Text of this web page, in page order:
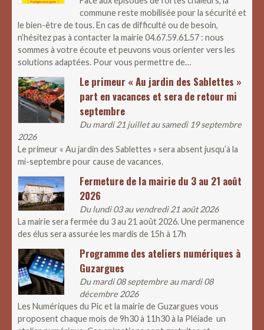
commune reste mobilisée pour la sécurité et
le bien-être de tous. En cas de difficulté ou de besoin,
n’hésitez pas à contacter la mairie 04.67.59.61.57 : nous
sommes à votre écoute et peuvons vous orienter vers les
solutions adaptées. Pour vous permettre de…
Le primeur « Au jardin des Sablettes »
part en vacances et sera de retour mi
septembre
Du mardi 21 juillet au samedi 19 septembre
2026
Le primeur « Au jardin des Sablettes » sera absent jusqu’à la
mi-septembre pour cause de vacances.
Fermeture de la mairie du 3 au 21 août
2026
Du lundi 03 au vendredi 21 août 2026
La mairie sera fermée du 3 au 21 août 2026. Une permanence
des élus sera assurée les mardis de 15h à 17h
Programme des ateliers numériques à
Guzargues
Du mardi 08 septembre au mardi 08
décembre 2026
Les Numériques du Pic et la mairie de Guzargues vous
proposent chaque mois de 9h30 à 11h30 à la Pléiade un